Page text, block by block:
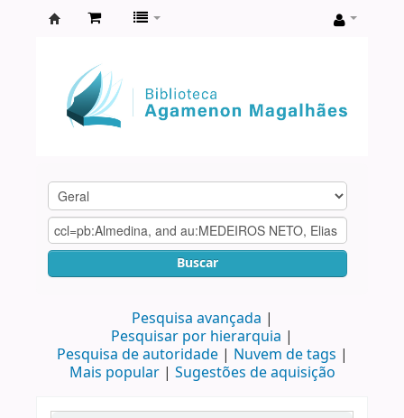
Agamenon
Magalhães
Buscar
Pesquisa avançada
Pesquisar por hierarquia
Pesquisa de autoridade
Nuvem de tags
Mais popular
Sugestões de aquisição